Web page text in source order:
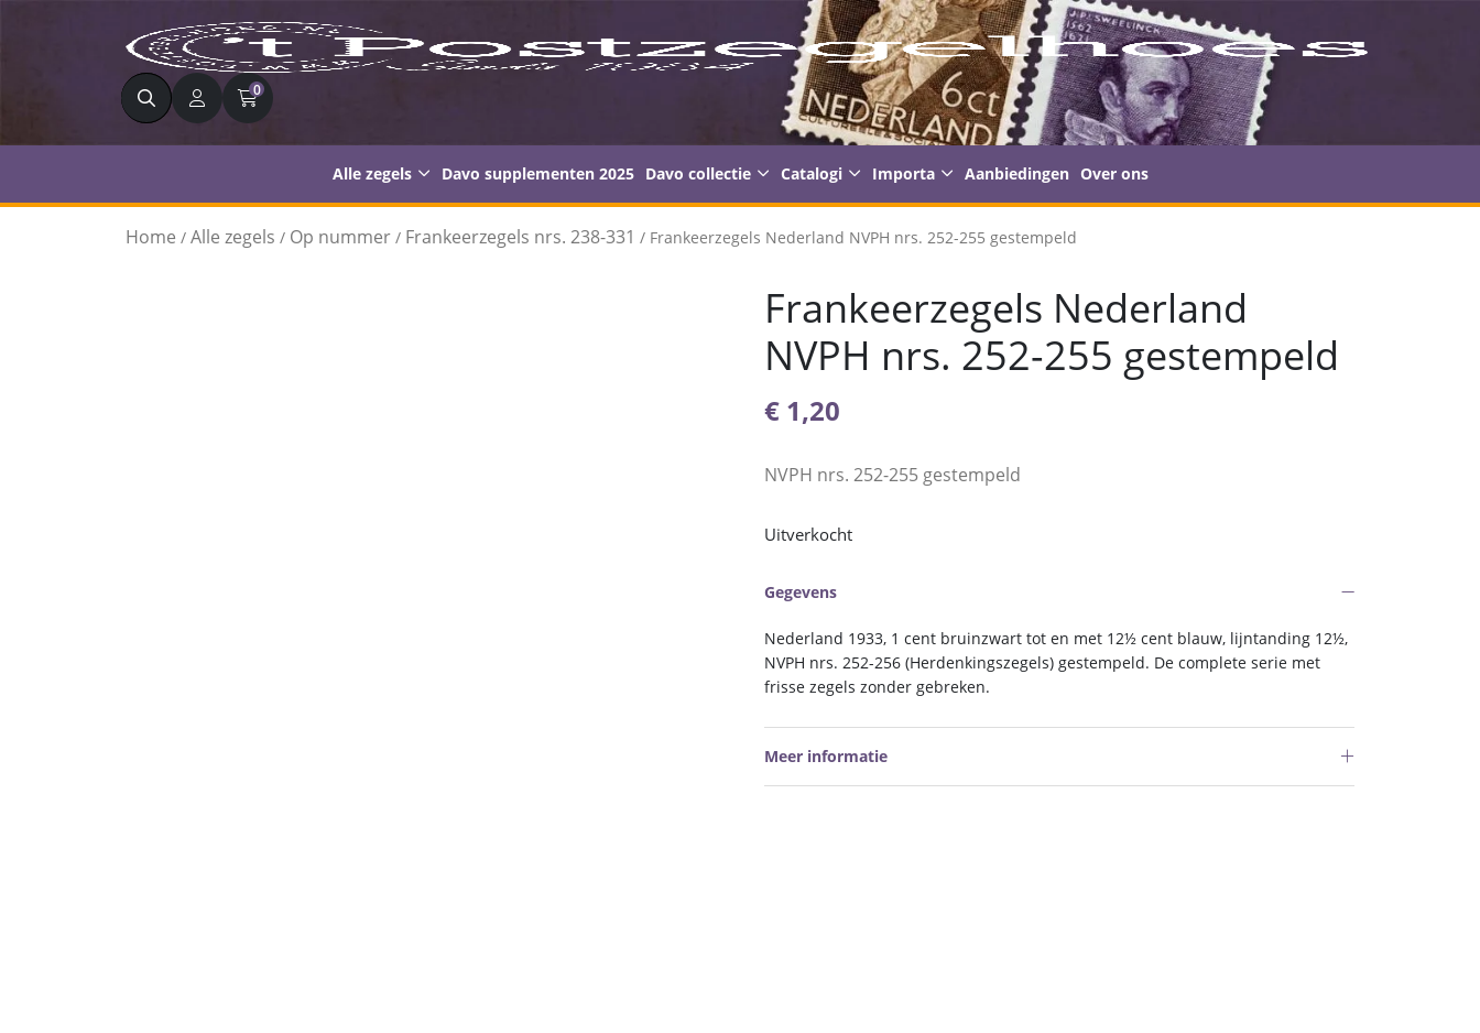
Zoeken 0
Alle zegels Davo supplementen 2025 Davo collectie Catalogi Importa Aanbiedingen Over ons
Home / Alle zegels / Op nummer / Frankeerzegels nrs. 238-331 / Frankeerzegels Nederland NVPH nrs. 252-255 gestempeld
Frankeerzegels Nederland
NVPH nrs. 252-255 gestempeld
€ 1,20
NVPH nrs. 252-255 gestempeld
Uitverkocht
Gegevens
Nederland 1933, 1 cent bruinzwart tot en met 12½ cent blauw, lijntanding 12½,
NVPH nrs. 252-256 (Herdenkingszegels) gestempeld. De complete serie met
frisse zegels zonder gebreken.
Meer informatie